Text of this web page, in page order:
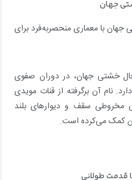
با معماری منحصربه‌فرد برای
خشتی جهان، در دوران صفوی
نام آن برگرفته از قنات مویدی
مخروطی سقف و دیوارهای بلند
کمک می‌کرده است.